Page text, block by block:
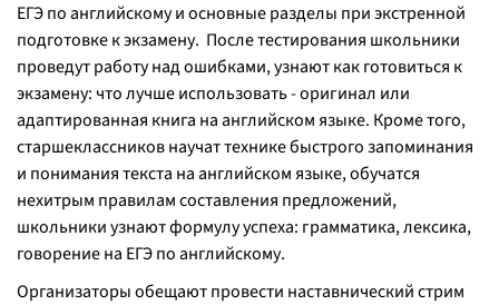
ЕГЭ по английскому и основные разделы при экстренной
подготовке к экзамену. После тестирования школьники
проведут работу над ошибками, узнают как готовиться к
экзамену: что лучше использовать - оригинал или
адаптированная книга на английском языке. Кроме того,
старшеклассников научат технике быстрого запоминания
и понимания текста на английском языке, обучатся
нехитрым правилам составления предложений,
школьники узнают формулу успеха: грамматика, лексика,
говорение на ЕГЭ по английскому.
Организаторы обещают провести наставнический стрим